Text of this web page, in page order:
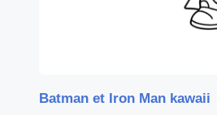
Batman et Iron Man kawaii